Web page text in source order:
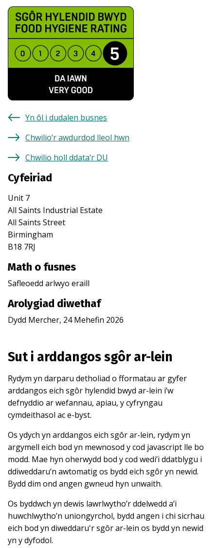
Yn ôl i dudalen busnes
Chwilio’r awdurdod lleol hwn
Chwilio holl ddata’r DU
Cyfeiriad
Unit 7
All Saints Industrial Estate
All Saints Street
Birmingham
B18 7RJ
Math o fusnes
Safleoedd arlwyo eraill
Arolygiad diwethaf
Dydd Mercher, 24 Mehefin 2026
Sut i arddangos sgôr ar-lein
Rydym yn darparu detholiad o fformatau ar gyfer
arddangos eich sgôr hylendid bwyd ar-lein i’w
defnyddio ar wefannau, apiau, y cyfryngau
cymdeithasol ac e-byst.
Os ydych yn arddangos eich sgôr ar-lein, rydym yn
argymell eich bod yn mewnosod y cod javascript lle bo
modd. Mae hyn oherwydd bod y cod wedi’i ddatblygu i
ddiweddaru’n awtomatig os bydd eich sgôr yn newid.
Bydd dim ond angen gwneud hyn unwaith.
Os byddwch yn dewis lawrlwytho’r ddelwedd a’i
huwchlwytho’n uniongyrchol, bydd angen i chi sicrhau
eich bod yn diweddaru'r sgôr ar-lein os bydd yn newid
yn y dyfodol.